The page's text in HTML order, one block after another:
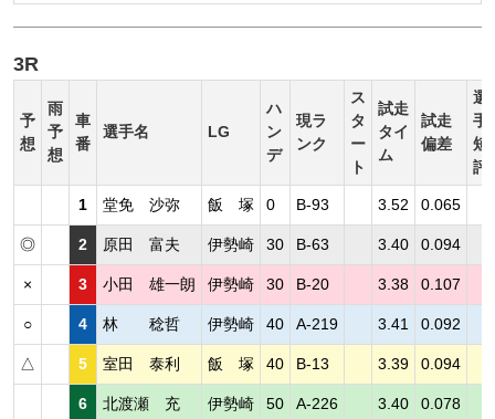
3R
予
想
雨
予
想
車
番
選手名 LG
ハ
ン
デ
現ラ
ンク
ス
タ
ー
ト
試走
タイ
ム
試走
偏差
選
手
短
評
1 堂免 沙弥 飯 塚 0 B-93 3.52 0.065
◎ 2 原田 富夫 伊勢崎 30 B-63 3.40 0.094
× 3 小田 雄一朗 伊勢崎 30 B-20 3.38 0.107
○ 4 林 稔哲 伊勢崎 40 A-219 3.41 0.092
△ 5 室田 泰利 飯 塚 40 B-13 3.39 0.094
6 北渡瀬 充 伊勢崎 50 A-226 3.40 0.078